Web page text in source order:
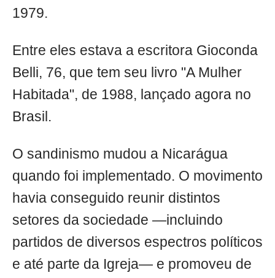
1979.
Entre eles estava a escritora Gioconda
Belli, 76, que tem seu livro "A Mulher
Habitada", de 1988, lançado agora no
Brasil.
O sandinismo mudou a Nicarágua
quando foi implementado. O movimento
havia conseguido reunir distintos
setores da sociedade —incluindo
partidos de diversos espectros políticos
e até parte da Igreja— e promoveu de